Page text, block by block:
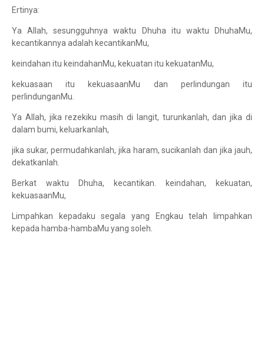
Ertinya:
Ya Allah, sesungguhnya waktu Dhuha itu waktu DhuhaMu,
kecantikannya adalah kecantikanMu,
keindahan itu keindahanMu, kekuatan itu kekuatanMu,
kekuasaan itu kekuasaanMu dan perlindungan itu
perlindunganMu.
Ya Allah, jika rezekiku masih di langit, turunkanlah, dan jika di
dalam bumi, keluarkanlah,
jika sukar, permudahkanlah, jika haram, sucikanlah dan jika jauh,
dekatkanlah.
Berkat waktu Dhuha, kecantikan. keindahan, kekuatan,
kekuasaanMu,
Limpahkan kepadaku segala yang Engkau telah limpahkan
kepada hamba-hambaMu yang soleh.